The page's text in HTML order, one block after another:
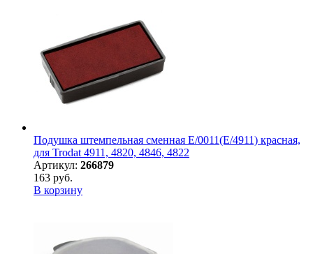
Подушка штемпельная сменная E/0011(E/4911) красная,
для Trodat 4911, 4820, 4846, 4822
Артикул: 266879
163 руб.
В корзину